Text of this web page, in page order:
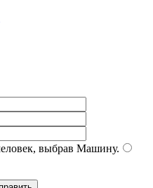
выбрав Машину.